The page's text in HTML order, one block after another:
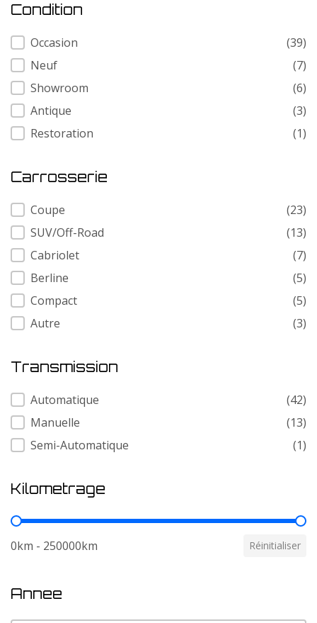
Condition
Condition
Occasion
(39)
Neuf
(7)
Showroom
(6)
Antique
(3)
Restoration
(1)
Carrosserie
Carrosserie
Coupe
(23)
SUV/Off-Road
(13)
Cabriolet
(7)
Berline
(5)
Compact
(5)
Autre
(3)
Transmission
Transmission
Automatique
(42)
Manuelle
(13)
Semi-Automatique
(1)
Kilometrage
Kilometrage
0km - 250000km Réinitialiser
Annee